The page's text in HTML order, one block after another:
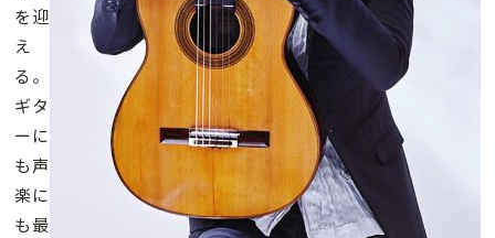
を迎
え
る。
ギタ
ーに
も声
楽に
も最